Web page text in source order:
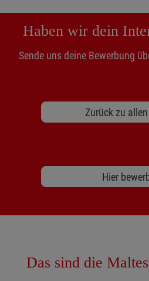
Haben wir dein
Sende uns deine Bewerbung
Zurück zu
Hier
Das sind die